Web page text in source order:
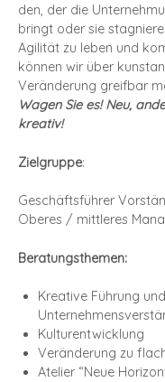
den, der die
bringt oder sie
Agilität zu leben und
können wir über
Veränderung greifbar
Wagen Sie es! Neu,
kreativ!
Zielgruppe:
Geschäftsführer
Oberes / mittleres
Beratungsthemen:
Kreative Führung
Kulturentwicklung
Veränderung zu
Atelier “Neue